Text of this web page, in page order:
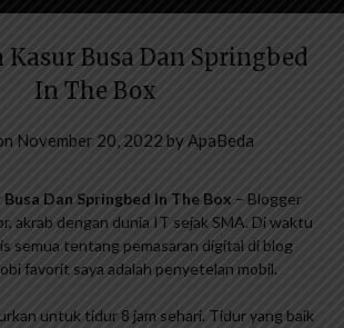
Kasur Busa Dan Springbed
In The Box
November 20, 2022 byApaBeda
Dan Springbed In The Box – Blogger
akrab dengan dunia IT sejak SMA. Di waktu
semua tentang pemasaran digital di blog
favorit saya adalah penyetelan mobil.
untuk tidur 8 jam sehari. Tidur yang baik